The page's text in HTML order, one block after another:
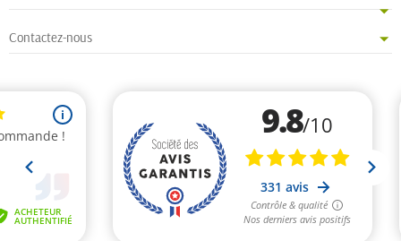
Contactez-nous